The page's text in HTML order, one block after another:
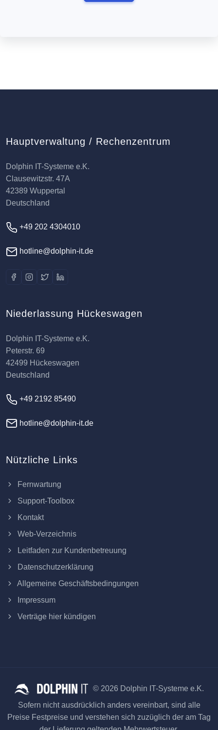
Hauptverwaltung / Rechenzentrum
Dolphin IT-Systeme e.K.
Clausewitzstr. 47A
42389 Wuppertal
Deutschland
+49 202 4304010
hotline@dolphin-it.de
Niederlassung Hückeswagen
Dolphin IT-Systeme e.K.
Peterstr. 69
42499 Hückeswagen
Deutschland
+49 2192 85490
hotline@dolphin-it.de
Nützliche Links
Fernwartung
Support-Toolbox
Kontakt
Web-Verzeichnis
Leitfaden zur Kundenbetreuung
Datenschutzerklärung
Allgemeine Geschäftsbedingungen
Impressum
Verträge hier kündigen
© 2026 Dolphin IT-Systeme e.K.
Sofern nicht ausdrücklich anders vereinbart, sind alle
Preise Festpreise und verstehen sich zuzüglich der am Tag